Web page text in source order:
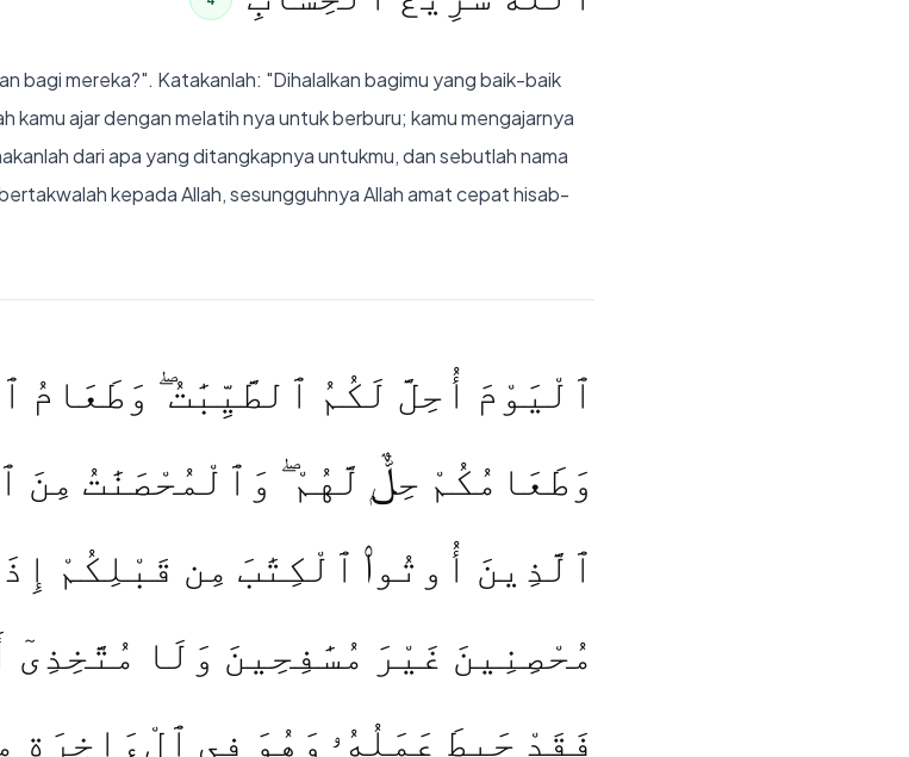
bagi mereka?". Katakanlah: "Dihalalkan bagimu yang baik-baik
ajar dengan melatih nya untuk berburu; kamu mengajarnya
dari apa yang ditangkapnya untukmu, dan sebutlah nama
kepada Allah, sesungguhnya Allah amat cepat hisab-
ٱلْيَوْمَ أُحِلَّ لَكُمُ ٱلطَّيِّبَٰتُ ۖ وَطَعَامُ
وَطَعَامُكُمْ حِلٌّۭ لَّهُمْ ۖ وَٱلْمُحْصَنَٰتُ مِنَ
ٱلَّذِينَ أُوتُوا۟ ٱلْكِتَٰبَ مِن قَبْلِكُمْ
مُحْصِنِينَ غَيْرَ مُسَٰفِحِينَ وَلَا
فَقَدْ حَبِطَ عَمَلُهُۥ وَهُوَ فِى ٱلْءَاخِرَةِ